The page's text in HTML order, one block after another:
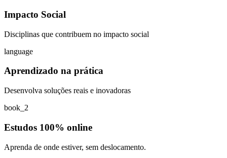
Impacto Social
Disciplinas que contribuem no impacto social
language
Aprendizado na prática
Desenvolva soluções reais e inovadoras
book_2
Estudos 100% online
Aprenda de onde estiver, sem deslocamento.